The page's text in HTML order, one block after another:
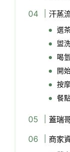
汗蒸
選茶
盥
喝
開
按摩
餐
蓋瑞
商家